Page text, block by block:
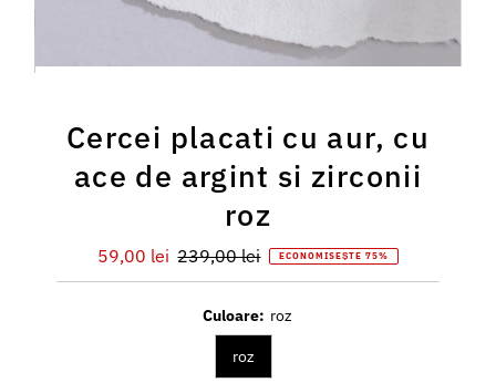
Cercei placati cu aur, cu
ace de argint si zirconii
roz
Preț
redus
59,00 lei Preț
întreg
239,00 lei ECONOMISEȘTE 75%
Culoare: roz
roz